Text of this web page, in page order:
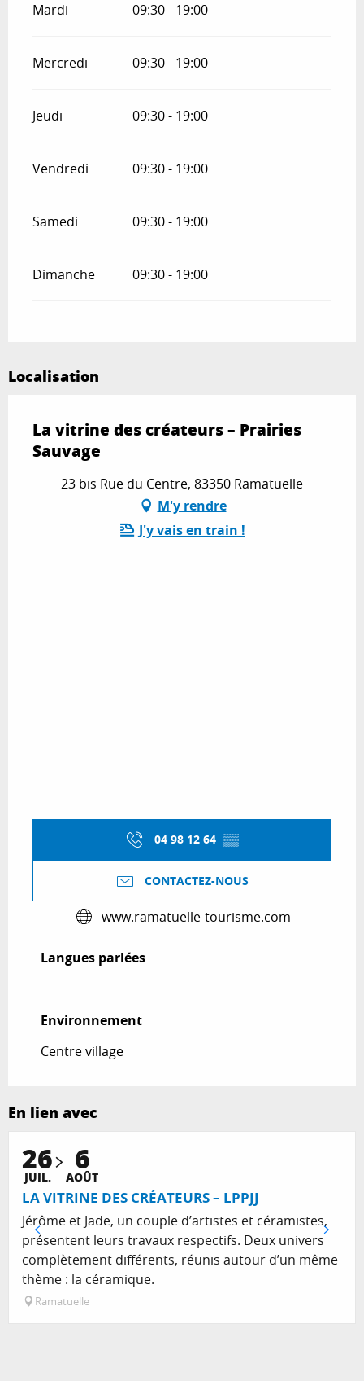
Mardi 09:30 - 19:00
Mercredi 09:30 - 19:00
Jeudi 09:30 - 19:00
Vendredi 09:30 - 19:00
Samedi 09:30 - 19:00
Dimanche 09:30 - 19:00
Localisation
La vitrine des créateurs – Prairies
Sauvage
23 bis Rue du Centre, 83350 Ramatuelle
M'y rendre
J'y vais en train !
04 98 12 64 ▒▒
CONTACTEZ-NOUS
www.ramatuelle-tourisme.com
Langues parlées
Langues parlées
Environnement
Environnement
Centre village
En lien avec
26
JUIL. 6
AOÛT
LA VITRINE DES CRÉATEURS – LPPJJ
Jérôme et Jade, un couple d’artistes et céramistes,
présentent leurs travaux respectifs. Deux univers
complètement différents, réunis autour d’un même
thème : la céramique.
Ramatuelle